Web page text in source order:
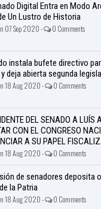
Digital Entra en Modo
Un Lustro de Historia
07 Sep 2020 - 0 Comments
instala bufete directivo
deja abierta segunda
18 Aug 2020 - 0 Comments
DEL SENADO A LUÍS
CON EL CONGRESO
A SU PAPEL
18 Aug 2020 - 0 Comments
de senadores deposita
la Patria
18 Aug 2020 - 0 Comments